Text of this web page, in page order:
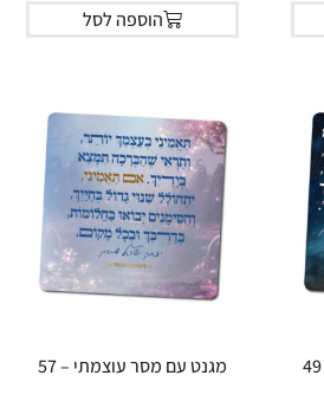
הוספה לסל
מגנט עם מסר עוצמתי – 57